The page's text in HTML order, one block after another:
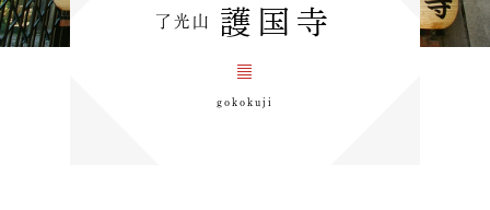
了光山 護国寺
gokokuji